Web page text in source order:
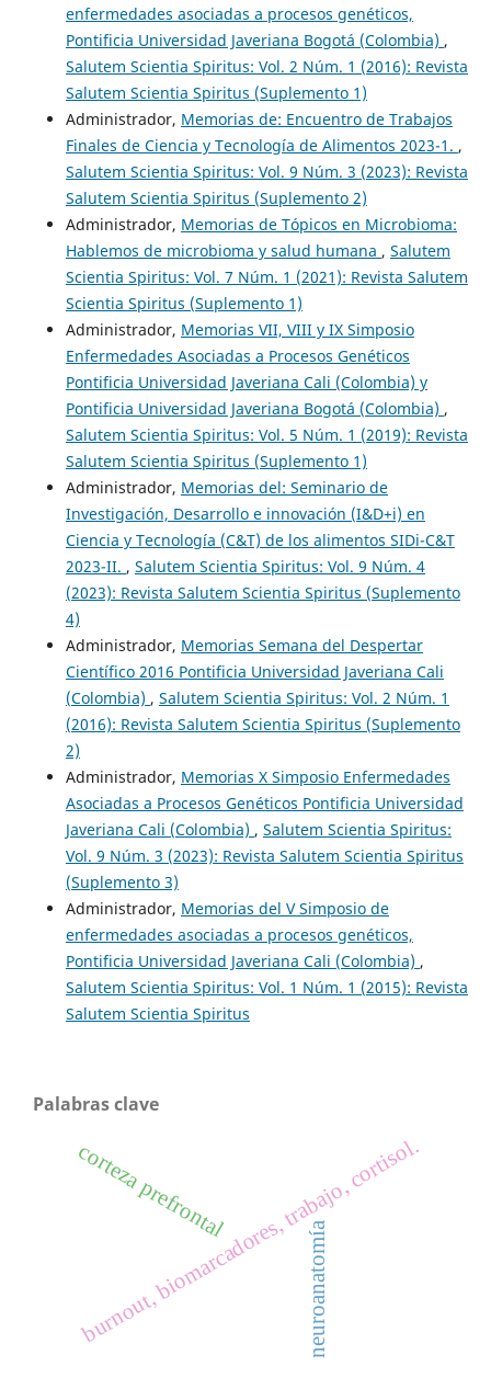
enfermedades asociadas a procesos genéticos,
Pontificia Universidad Javeriana Bogotá (Colombia) ,
Salutem Scientia Spiritus: Vol. 2 Núm. 1 (2016): Revista
Salutem Scientia Spiritus (Suplemento 1)
Administrador, Memorias de: Encuentro de Trabajos
Finales de Ciencia y Tecnología de Alimentos 2023-1. ,
Salutem Scientia Spiritus: Vol. 9 Núm. 3 (2023): Revista
Salutem Scientia Spiritus (Suplemento 2)
Administrador, Memorias de Tópicos en Microbioma:
Hablemos de microbioma y salud humana , Salutem
Scientia Spiritus: Vol. 7 Núm. 1 (2021): Revista Salutem
Scientia Spiritus (Suplemento 1)
Administrador, Memorias VII, VIII y IX Simposio
Enfermedades Asociadas a Procesos Genéticos
Pontificia Universidad Javeriana Cali (Colombia) y
Pontificia Universidad Javeriana Bogotá (Colombia) ,
Salutem Scientia Spiritus: Vol. 5 Núm. 1 (2019): Revista
Salutem Scientia Spiritus (Suplemento 1)
Administrador, Memorias del: Seminario de
Investigación, Desarrollo e innovación (I&D+i) en
Ciencia y Tecnología (C&T) de los alimentos SIDi-C&T
2023-II. , Salutem Scientia Spiritus: Vol. 9 Núm. 4
(2023): Revista Salutem Scientia Spiritus (Suplemento
4)
Administrador, Memorias Semana del Despertar
Científico 2016 Pontificia Universidad Javeriana Cali
(Colombia) , Salutem Scientia Spiritus: Vol. 2 Núm. 1
(2016): Revista Salutem Scientia Spiritus (Suplemento
2)
Administrador, Memorias X Simposio Enfermedades
Asociadas a Procesos Genéticos Pontificia Universidad
Javeriana Cali (Colombia) , Salutem Scientia Spiritus:
Vol. 9 Núm. 3 (2023): Revista Salutem Scientia Spiritus
(Suplemento 3)
Administrador, Memorias del V Simposio de
enfermedades asociadas a procesos genéticos,
Pontificia Universidad Javeriana Cali (Colombia) ,
Salutem Scientia Spiritus: Vol. 1 Núm. 1 (2015): Revista
Salutem Scientia Spiritus
Palabras clave
burnout, biomarcadores, trabajo, cortisol.
neuroanatomía
corteza prefrontal